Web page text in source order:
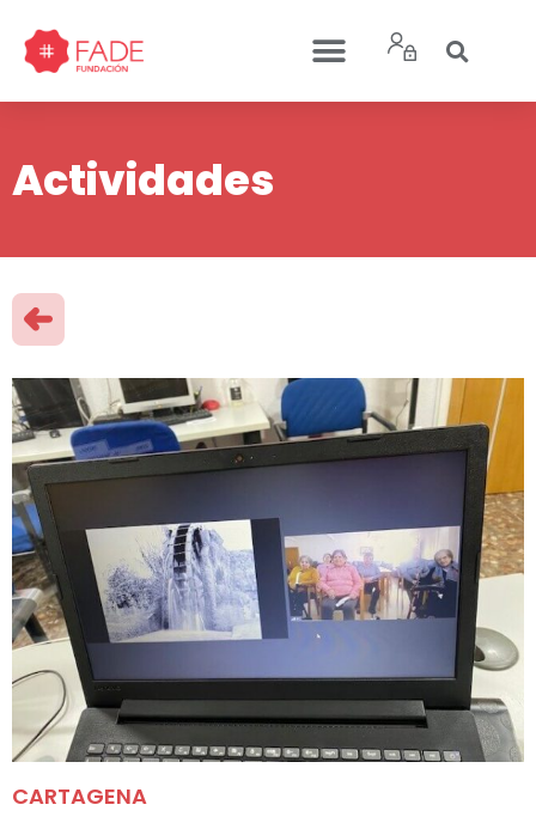
Actividades
CARTAGENA